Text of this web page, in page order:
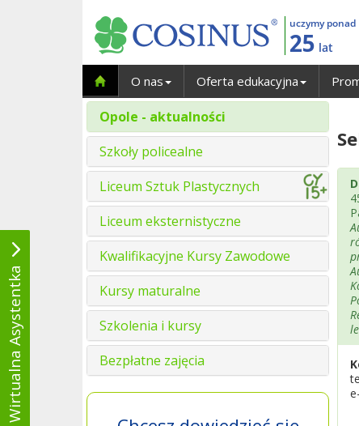
uczymy ponad
25 lat
O nas Oferta edukacyjna
Opole - aktualności
Szkoły policealne
Liceum Sztuk Plastycznych
Liceum eksternistyczne
Kwalifikacyjne Kursy Zawodowe
Kursy maturalne
Szkolenia i kursy
Bezpłatne zajęcia
Wirtualna Asystentka